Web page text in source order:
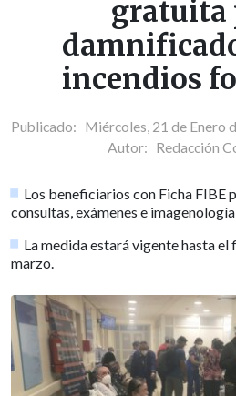
gratuita
incendios
Publicado: Miércoles, 21 de Enero
Autor: Redacción
Los beneficiarios con Ficha FIBE
consultas, exámenes e
La medida estará vigente hasta el
marzo.